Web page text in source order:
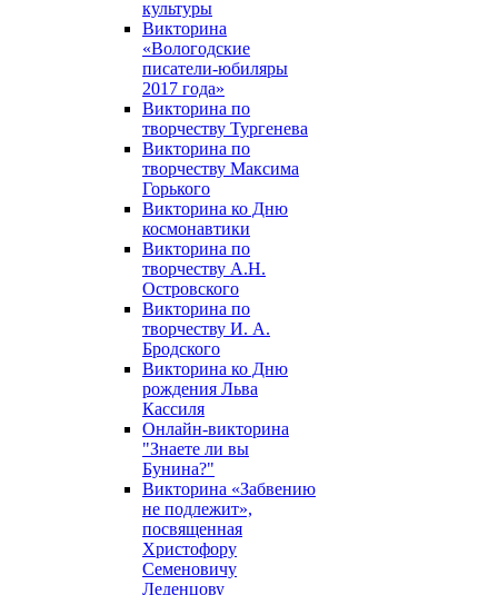
культуры
Викторина
«Вологодские
писатели-юбиляры
2017 года»
Викторина по
творчеству Тургенева
Викторина по
творчеству Максима
Горького
Викторина ко Дню
космонавтики
Викторина по
творчеству А.Н.
Островского
Викторина по
творчеству И. А.
Бродского
Викторина ко Дню
рождения Льва
Кассиля
Онлайн-викторина
"Знаете ли вы
Бунина?"
Викторина «Забвению
не подлежит»,
посвященная
Христофору
Семеновичу
Леденцову